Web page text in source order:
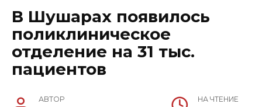
В Шушарах появилось
поликлиническое
отделение на 31 тыс.
пациентов
АВТОР НА ЧТЕНИЕ